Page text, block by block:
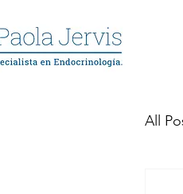
All